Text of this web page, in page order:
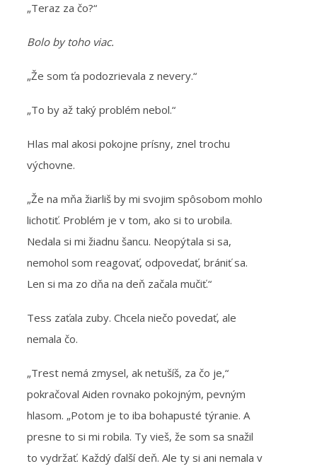
„Teraz za čo?“
Bolo by toho viac.
„Že som ťa podozrievala z nevery.“
„To by až taký problém nebol.“
Hlas mal akosi pokojne prísny, znel trochu
výchovne.
„Že na mňa žiarliš by mi svojim spôsobom mohlo
lichotiť. Problém je v tom, ako si to urobila.
Nedala si mi žiadnu šancu. Neopýtala si sa,
nemohol som reagovať, odpovedať, brániť sa.
Len si ma zo dňa na deň začala mučiť.“
Tess zaťala zuby. Chcela niečo povedať, ale
nemala čo.
„Trest nemá zmysel, ak netušíš, za čo je,“
pokračoval Aiden rovnako pokojným, pevným
hlasom. „Potom je to iba bohapusté týranie. A
presne to si mi robila. Ty vieš, že som sa snažil
to vydržať. Každý ďalší deň. Ale ty si ani nemala v